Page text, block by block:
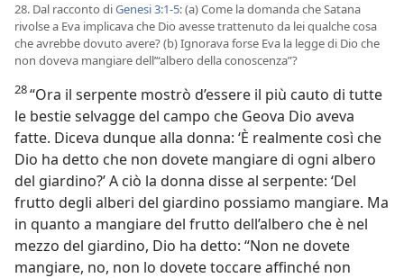
28. Dal racconto diGenesi 3:1-5: (a) Come la domanda che Satana
rivolse a Eva implicava che Dio avesse trattenuto da lei qualche cosa
che avrebbe dovuto avere? (b) Ignorava forse Eva la legge di Dio che
non doveva mangiare dell’“albero della conoscenza”?
28“Ora il serpente mostrò d’essere il più cauto di tutte
le bestie selvagge del campo che Geova Dio aveva
fatte. Diceva dunque alla donna: ‘È realmente così che
Dio ha detto che non dovete mangiare di ogni albero
del giardino?’ A ciò la donna disse al serpente: ‘Del
frutto degli alberi del giardino possiamo mangiare. Ma
in quanto a mangiare del frutto dell’albero che è nel
mezzo del giardino, Dio ha detto: “Non ne dovete
mangiare, no, non lo dovete toccare affinché non